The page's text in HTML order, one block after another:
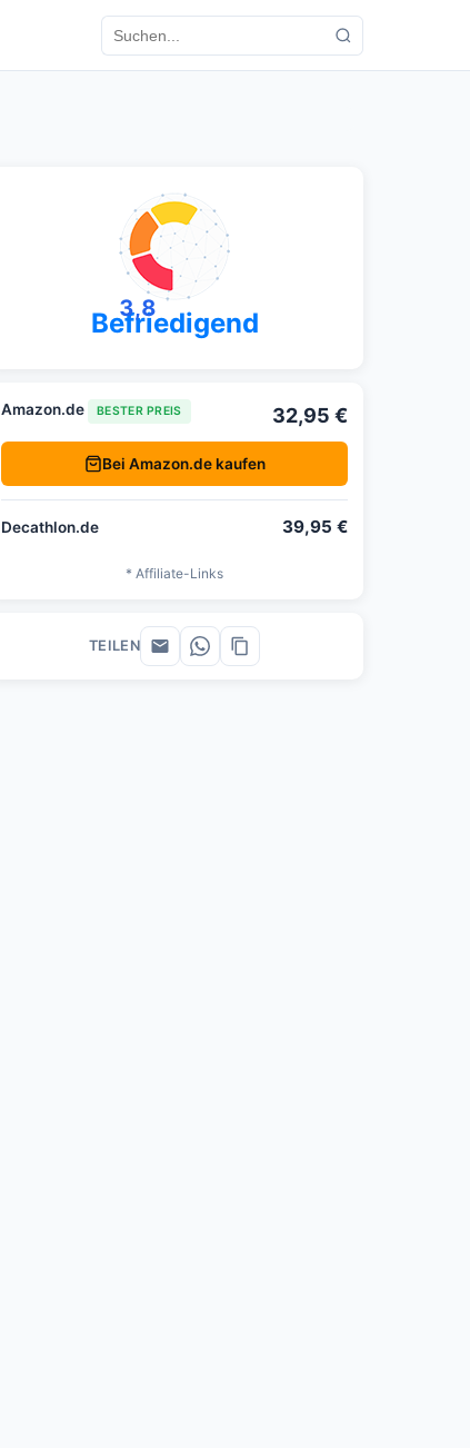
3,8
Befriedigend
Amazon.de BESTER PREIS 32,95 €
Bei Amazon.de kaufen
Decathlon.de 39,95 €
* Affiliate-Links
TEILEN